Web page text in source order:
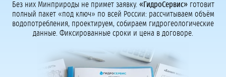
Без них Минприроды не примет заявку. «ГидроСервис»готовит
полный пакет «под ключ» по всей России: рассчитываем объём
водопотребления, проектируем, собираем гидрогеологические
данные. Фиксированные сроки и цена в договоре.